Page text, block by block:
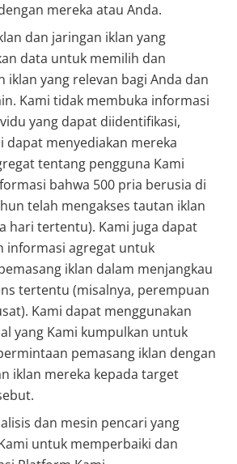
mereka atau Anda.
dan jaringan iklan yang
data untuk memilih dan
iklan yang relevan bagi Anda dan
Kami tidak membuka informasi
yang dapat diidentifikasi,
dapat menyediakan mereka
tentang pengguna Kami
bahwa 500 pria berusia di
telah mengakses tautan iklan
hari tertentu). Kami juga dapat
informasi agregat untuk
iklan dalam menjangkau
tertentu (misalnya, perempuan
Kami dapat menggunakan
yang Kami kumpulkan untuk
pemasang iklan dengan
iklan mereka kepada target
dan mesin pencari yang
untuk memperbaiki dan